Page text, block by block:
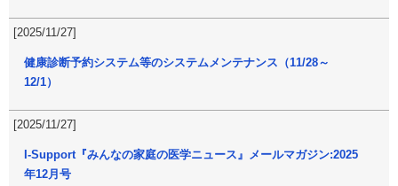
[2025/11/27]
健康診断予約システム等のシステムメンテナンス（11/28～
12/1）
[2025/11/27]
I-Support『みんなの家庭の医学ニュース』メールマガジン:2025
年12月号